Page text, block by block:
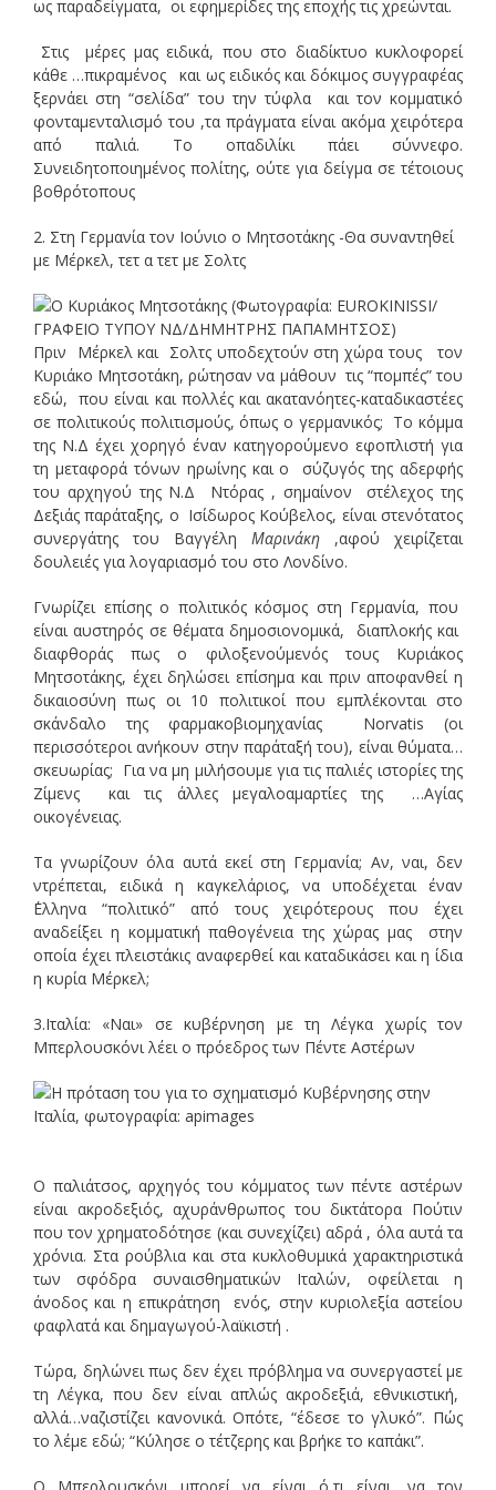
ως παραδείγματα, οι εφημερίδες της εποχής τις χρεώνται.
Στις μέρες μας ειδικά, που στο διαδίκτυο κυκλοφορεί
κάθε …πικραμένος και ως ειδικός και δόκιμος συγγραφέας
ξερνάει στη “σελίδα” του την τύφλα και τον κομματικό
φονταμενταλισμό του ,τα πράγματα είναι ακόμα χειρότερα
από παλιά. Το οπαδιλίκι πάει σύννεφο.
Συνειδητοποιημένος πολίτης, ούτε για δείγμα σε τέτοιους
βοθρότοπους
2. Στη Γερμανία τον Ιούνιο ο Μητσοτάκης -Θα συναντηθεί
με Μέρκελ, τετ α τετ με Σολτς
Πριν Μέρκελ και Σολτς υποδεχτούν στη χώρα τους τον
Κυριάκο Μητσοτάκη, ρώτησαν να μάθουν τις “πομπές” του
εδώ, που είναι και πολλές και ακατανόητες-καταδικαστέες
σε πολιτικούς πολιτισμούς, όπως ο γερμανικός; Το κόμμα
της Ν.Δ έχει χορηγό έναν κατηγορούμενο εφοπλιστή για
τη μεταφορά τόνων ηρωίνης και ο
σύζυγός της αδερφής
του αρχηγού της Ν.Δ Ντόρας , σημαίνον στέλεχος της
Δεξιάς παράταξης, ο Ισίδωρος Κούβελος, είναι στενότατος
συνεργάτης του Βαγγέλη Μαρινάκη ,αφού χειρίζεται
δουλειές για λογαριασμό του στο Λονδίνο.
Γνωρίζει επίσης ο πολιτικός κόσμος στη Γερμανία, που
είναι αυστηρός σε θέματα δημοσιονομικά, διαπλοκής και
διαφθοράς πως ο φιλοξενούμενός τους Κυριάκος
Μητσοτάκης, έχει δηλώσει επίσημα και πριν αποφανθεί η
δικαιοσύνη πως οι 10 πολιτικοί που εμπλέκονται στο
σκάνδαλο της φαρμακοβιομηχανίας Νorvatis (οι
περισσότεροι ανήκουν στην παράταξή του), είναι θύματα…
σκευωρίας; Για να μη μιλήσουμε για τις παλιές ιστορίες της
Ζίμενς και τις άλλες μεγαλοαμαρτίες της …Αγίας
οικογένειας.
Τα γνωρίζουν όλα αυτά εκεί στη Γερμανία; Αν, ναι, δεν
ντρέπεται, ειδικά η καγκελάριος, να υποδέχεται έναν
΄Ελληνα “πολιτικό” από τους χειρότερους που έχει
αναδείξει η κομματική παθογένεια της χώρας μας στην
οποία έχει πλειστάκις αναφερθεί και καταδικάσει και η ίδια
η κυρία Μέρκελ;
3.Ιταλία: «Ναι» σε κυβέρνηση με τη Λέγκα χωρίς τον
Μπερλουσκόνι λέει ο πρόεδρος των Πέντε Αστέρων
Ο παλιάτσος, αρχηγός του κόμματος των πέντε αστέρων
είναι ακροδεξιός, αχυράνθρωπος του δικτάτορα Πούτιν
που τον χρηματοδότησε (και συνεχίζει) αδρά , όλα αυτά τα
χρόνια. Στα ρούβλια και στα κυκλοθυμικά χαρακτηριστικά
των σφόδρα συναισθηματικών Ιταλών, οφείλεται η
άνοδος και η επικράτηση ενός, στην κυριολεξία αστείου
φαφλατά και δημαγωγού-λαϊκιστή .
Τώρα, δηλώνει πως δεν έχει πρόβλημα να συνεργαστεί με
τη Λέγκα, που δεν είναι απλώς ακροδεξιά, εθνικιστική,
αλλά…ναζιστίζει κανονικά. Οπότε, “έδεσε το γλυκό”. Πώς
το λέμε εδώ; “Κύλησε ο τέτζερης και βρήκε το καπάκι”.